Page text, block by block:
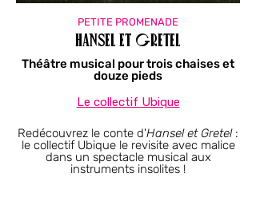
PETITE PROMENADE
Hansel et Gretel
Théâtre musical pour trois chaises et
douze pieds
Le collectif Ubique
Redécouvrez le conte d'Hansel et Gretel:
le collectif Ubique le revisite avec malice
dans un spectacle musical aux
instruments insolites !